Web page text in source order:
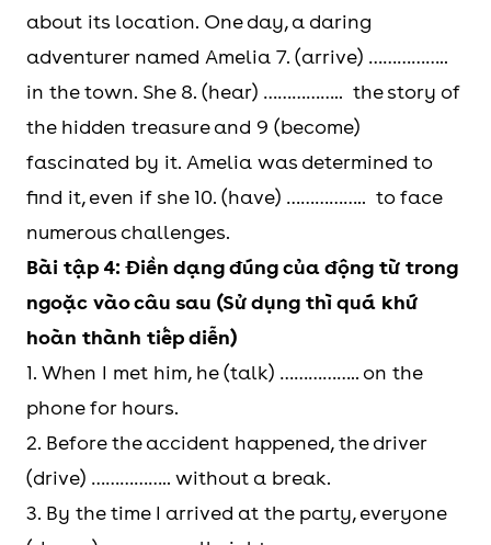
about its location. One day, a daring
adventurer named Amelia 7. (arrive) ……………..
in the town. She 8. (hear) …………….. the story of
the hidden treasure and 9 (become)
fascinated by it. Amelia was determined to
find it, even if she 10. (have) …………….. to face
numerous challenges.
Bài tập 4: Điền dạng đúng của động từ trong
ngoặc vào câu sau (Sử dụng thì quá khứ
hoàn thành tiếp diễn)
1. When I met him, he (talk) …………….. on the
phone for hours.
2. Before the accident happened, the driver
(drive) …………….. without a break.
3. By the time I arrived at the party, everyone